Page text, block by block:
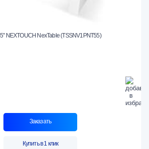
NEXTOUCH NexTable (TSSNV1PNT55)
Заказать
Купить в 1 клик